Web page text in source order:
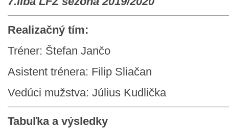
Realizačný tím:
Tréner: Štefan Jančo
Asistent trénera: Filip Sliačan
Vedúci mužstva: Július Kudlička
Tabuľka a výsledky